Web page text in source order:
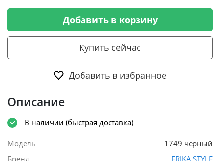
Добавить в корзину
Купить сейчас
Добавить в избранное
Описание
В наличии (быстрая доставка)
Модель
1749 черный
Бренд
ERIKA STYLE